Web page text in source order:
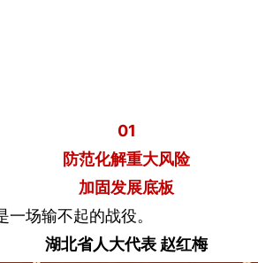
01
防范化解重大风险
加固发展底板
场输不起的战役。
湖北省人大代表 赵红梅